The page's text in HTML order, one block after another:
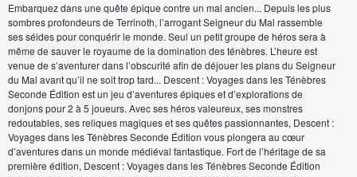
Embarquez dans une quête épique contre un mal ancien... Depuis les plus
sombres profondeurs de Terrinoth, l’arrogant Seigneur du Mal rassemble
ses séides pour conquérir le monde. Seul un petit groupe de héros sera à
même de sauver le royaume de la domination des ténèbres. L’heure est
venue de s’aventurer dans l’obscurité afin de déjouer les plans du Seigneur
du Mal avant qu’il ne soit trop tard... Descent : Voyages dans les Ténèbres
Seconde Édition est un jeu d’aventures épiques et d’explorations de
donjons pour 2 à 5 joueurs. Avec ses héros valeureux, ses monstres
redoutables, ses reliques magiques et ses quêtes passionnantes, Descent :
Voyages dans les Ténèbres Seconde Édition vous plongera au cœur
d’aventures dans un monde médiéval fantastique. Fort de l’héritage de sa
première édition, Descent : Voyages dans les Ténèbres Seconde Édition